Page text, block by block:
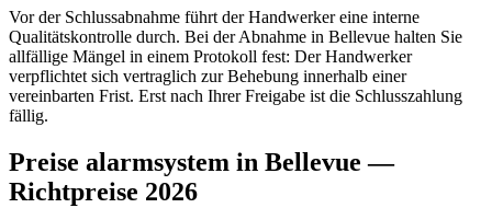
Vor der Schlussabnahme führt der Handwerker eine interne
Qualitätskontrolle durch. Bei der Abnahme in Bellevue halten Sie
allfällige Mängel in einem Protokoll fest: Der Handwerker
verpflichtet sich vertraglich zur Behebung innerhalb einer
vereinbarten Frist. Erst nach Ihrer Freigabe ist die Schlusszahlung
fällig.
Preise alarmsystem in Bellevue —
Richtpreise 2026